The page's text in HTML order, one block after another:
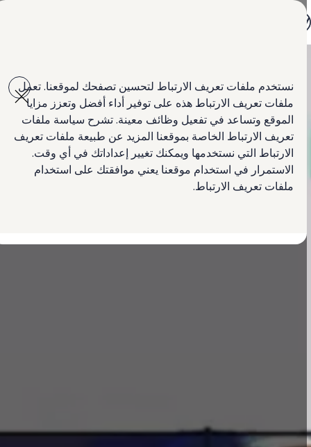
نستخدم ملفات تعريف الارتباط لتحسين تصفحك لموقعنا. تعمل
ملفات تعريف الارتباط هذه على توفير أداء أفضل وتعزز مزايا
الموقع وتساعد في تفعيل وظائف معينة. تشرح سياسة ملفات
تعريف الارتباط الخاصة بموقعنا المزيد عن طبيعة ملفات تعريف
الارتباط التي نستخدمها ويمكنك تغيير إعداداتك في أي وقت.
الاستمرار في استخدام موقعنا يعني موافقتك على استخدام
ملفات تعريف الارتباط.
main
content
footer
تيرامونت
طوارق
أماروك
كرافتر
العروض
السيارات المستعملة
لمالكي وأصحاب السيارة
ابحث عن وكيل Volkswagen